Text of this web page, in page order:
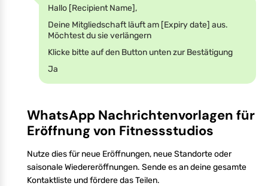
Hallo [Recipient Name],
Deine Mitgliedschaft läuft am [Expiry date] aus.
Möchtest du sie verlängern
Klicke bitte auf den Button unten zur Bestätigung
Ja
WhatsApp Nachrichtenvorlagen für
Eröffnung von Fitnessstudios
Nutze dies für neue Eröffnungen, neue Standorte oder
saisonale Wiedereröffnungen. Sende es an deine gesamte
Kontaktliste und fördere das Teilen.